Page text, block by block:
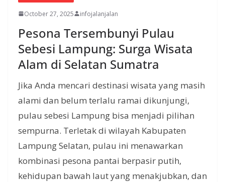
October 27, 2025 infojalanjalan
Pesona Tersembunyi Pulau
Sebesi Lampung: Surga Wisata
Alam di Selatan Sumatra
Jika Anda mencari destinasi wisata yang masih
alami dan belum terlalu ramai dikunjungi,
pulau sebesi Lampung bisa menjadi pilihan
sempurna. Terletak di wilayah Kabupaten
Lampung Selatan, pulau ini menawarkan
kombinasi pesona pantai berpasir putih,
kehidupan bawah laut yang menakjubkan, dan